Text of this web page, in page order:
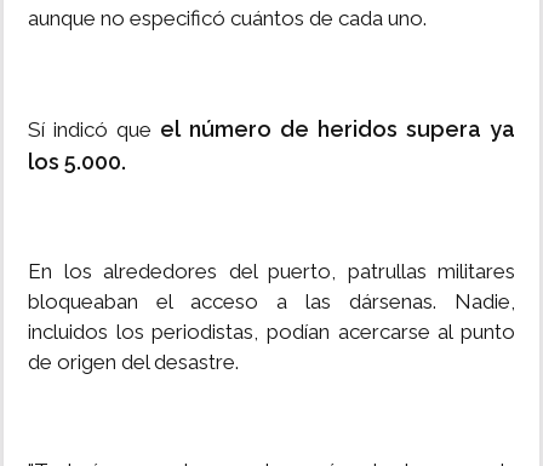
aunque no especificó cuántos de cada uno.
Sí indicó que el número de heridos supera ya
los 5.000.
En los alrededores del puerto, patrullas militares
bloqueaban el acceso a las dársenas. Nadie,
incluidos los periodistas, podían acercarse al punto
de origen del desastre.